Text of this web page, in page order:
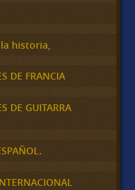
historia,
DE FRANCIA
DE GUITARRA